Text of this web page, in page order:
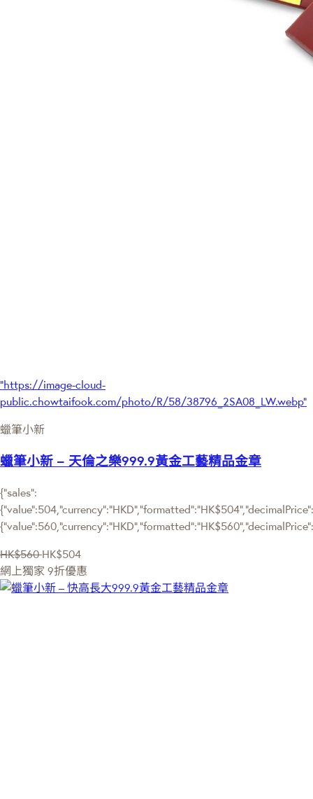
"https://image-cloud-
public.chowtaifook.com/photo/R/58/38796_2SA08_LW.webp"
蠟筆小新
蠟筆小新 – 天倫之樂999.9黃金工藝精品金章
{"sales":
HK$560 HK$504
網上獨家 9折優惠